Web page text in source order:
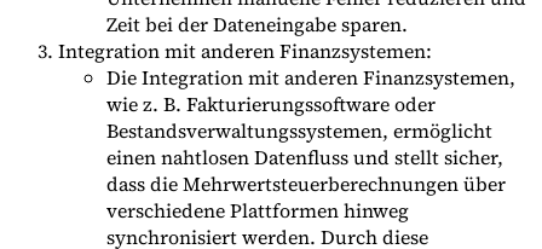
Zeit bei der Dateneingabe sparen.
Integration mit anderen Finanzsystemen:
Die Integration mit anderen Finanzsystemen,
wie z. B. Fakturierungssoftware oder
Bestandsverwaltungssystemen, ermöglicht
einen nahtlosen Datenfluss und stellt sicher,
dass die Mehrwertsteuerberechnungen über
verschiedene Plattformen hinweg
synchronisiert werden. Durch diese